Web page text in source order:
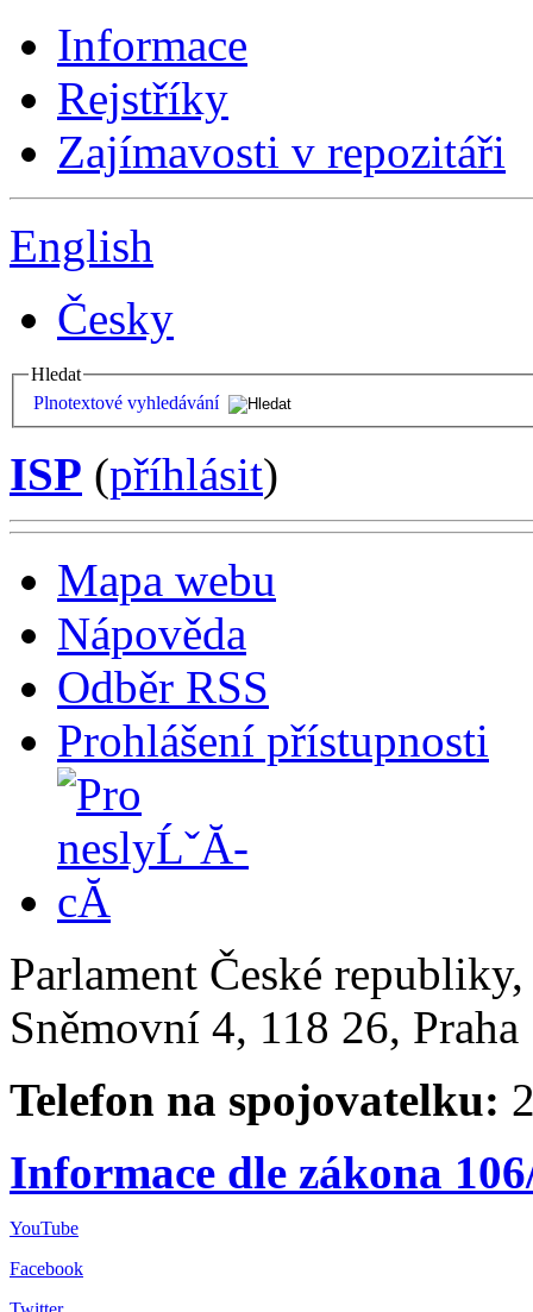
Informace
Rejstříky
Zajímavosti v repozitáři
English
Česky
Hledat
Plnotextové vyhledávání
ISP (příhlásit)
Mapa webu
Nápověda
Odběr RSS
Prohlášení přístupnosti
Parlament České
Sněmovní 4, 118 26,
Telefon na spojovatelku:
Informace dle zákona
YouTube
Facebook